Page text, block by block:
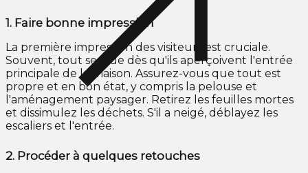
1. Faire bonne impression
La première impression des visiteurs est cruciale.
Souvent, tout se joue dès qu'ils aperçoivent l'entrée
principale de la maison. Assurez-vous que tout est
propre et en bon état, y compris la pelouse et
l'aménagement paysager. Retirez les feuilles mortes
et dissimulez les déchets. S'il a neigé, déblayez les
escaliers et l'entrée.
2. Procéder à quelques retouches